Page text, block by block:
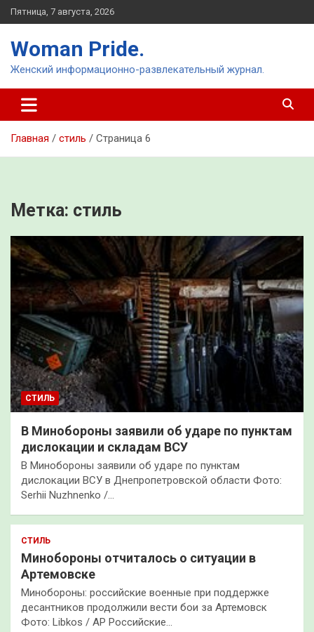
Перейти
к
Пятница, 7 августа, 2026
Woman Pride.
Женский информационно-развлекательный журнал.
Главная стиль Страница 6
Метка: стиль
СТИЛЬ
В Минобороны заявили об ударе по пунктам
дислокации и складам ВСУ
В Минобороны заявили об ударе по пунктам
дислокации ВСУ в Днепропетровской области Фото:
Serhii Nuzhnenko /…
СТИЛЬ
Минобороны отчиталось о ситуации в
Артемовске
Минобороны: российские военные при поддержке
десантников продолжили вести бои за Артемовск
Фото: Libkos / AP Российские…